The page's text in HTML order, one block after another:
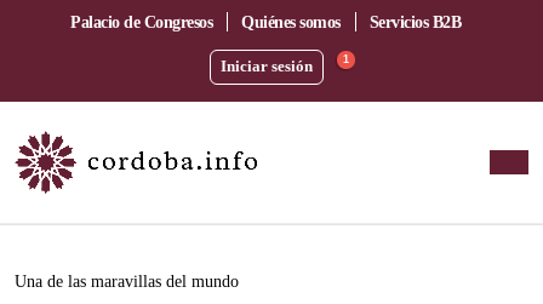
Palacio de Congresos Quiénes somos Servicios B2B
Iniciar sesión 1
Este evento ha pasado.
Una de las maravillas del mundo